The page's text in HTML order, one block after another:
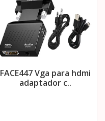
FACE447 Vga para hdmi
adaptador c..